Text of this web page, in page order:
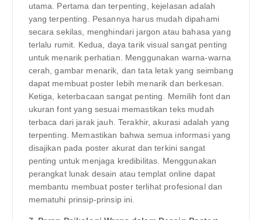
utama. Pertama dan terpenting, kejelasan adalah
yang terpenting. Pesannya harus mudah dipahami
secara sekilas, menghindari jargon atau bahasa yang
terlalu rumit. Kedua, daya tarik visual sangat penting
untuk menarik perhatian. Menggunakan warna-warna
cerah, gambar menarik, dan tata letak yang seimbang
dapat membuat poster lebih menarik dan berkesan.
Ketiga, keterbacaan sangat penting. Memilih font dan
ukuran font yang sesuai memastikan teks mudah
terbaca dari jarak jauh. Terakhir, akurasi adalah yang
terpenting. Memastikan bahwa semua informasi yang
disajikan pada poster akurat dan terkini sangat
penting untuk menjaga kredibilitas. Menggunakan
perangkat lunak desain atau templat online dapat
membantu membuat poster terlihat profesional dan
mematuhi prinsip-prinsip ini.